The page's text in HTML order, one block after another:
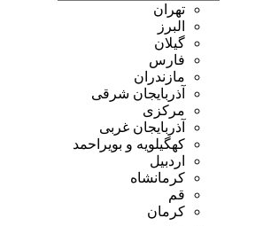
تهران
البرز
گیلان
فارس
مازندران
آذربایجان شرقی
مرکزی
آذربایجان غربی
کهگیلویه و بویراحمد
اردبیل
کرمانشاه
قم
کرمان